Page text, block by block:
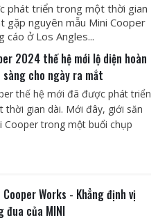
phát triển trong một thời gian
gặp nguyên mẫu Mini Cooper
cáo ở Los Angles...
2024 thế hệ mới lộ diện hoàn
sàng cho ngày ra mắt
thế hệ mới đã được phát triển
thời gian dài. Mới đây, giới săn
Cooper trong một buổi chụp
Cooper Works - Khẳng định vị
đua của MINI